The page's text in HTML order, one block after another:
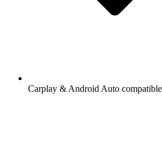
Carplay & Android Auto